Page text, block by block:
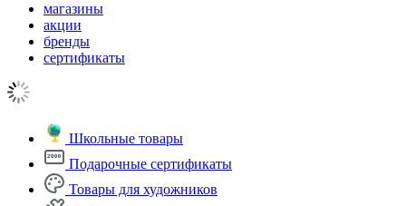
магазины
акции
бренды
сертификаты
Школьные товары
Подарочные сертификаты
Товары для художников